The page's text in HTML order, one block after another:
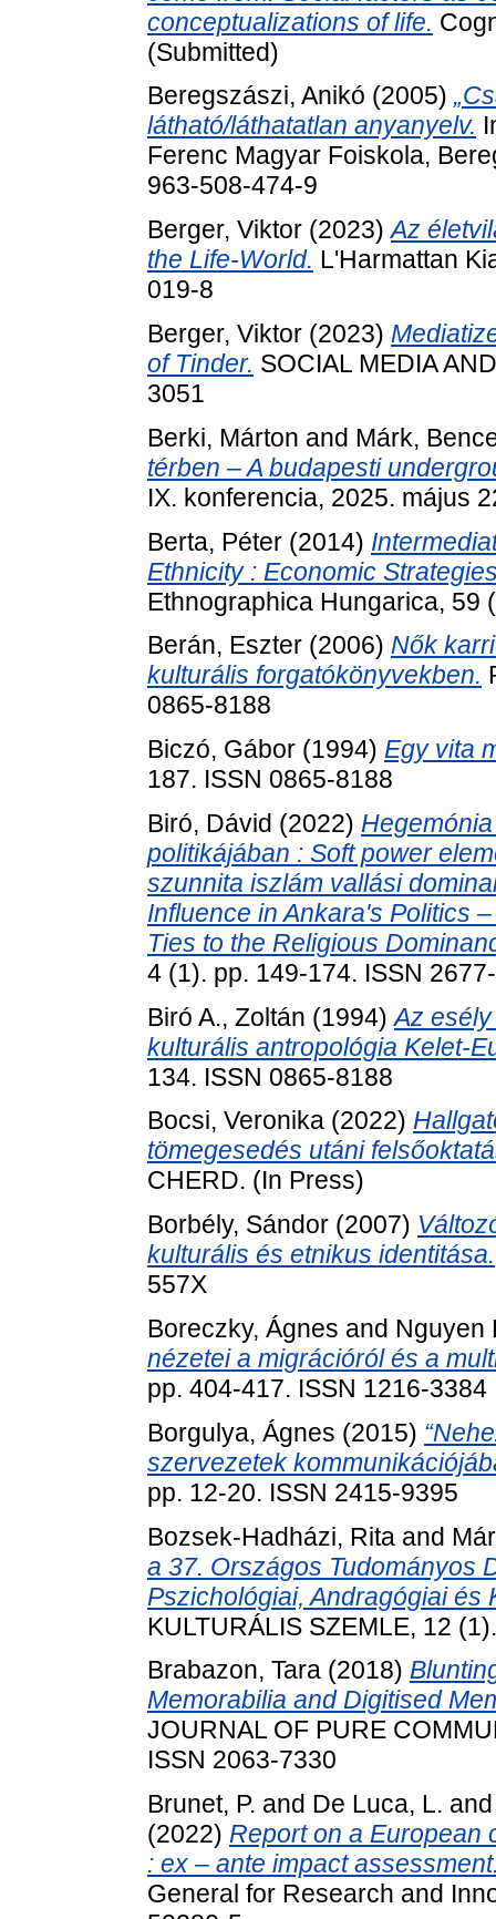
conceptualizations of life.
(Submitted)
Beregszászi, Anikó (2005)
látható/láthatatlan anyanyelv.
Ferenc Magyar Foiskola,
963-508-474-9
Berger, Viktor (2023)Az
the Life-World. L'Harmattan
019-8
Berger, Viktor (2023)
of Tinder. SOCIAL MEDIA
3051
Berki, Márton and Márk,
térben – A budapesti
IX. konferencia, 2025. május
Berta, Péter (2014)
Ethnicity : Economic
Ethnographica Hungarica, 59
Berán, Eszter (2006) Nők
kulturális forgatókönyvekben.
0865-8188
Biczó, Gábor (1994) Egy vita
187. ISSN 0865-8188
Biró, Dávid (2022)
politikájában : Soft power
szunnita iszlám vallási
Influence in Ankara's Politics
Ties to the Religious
4 (1). pp. 149-174. ISSN
Biró A., Zoltán (1994)Az
kulturális antropológia Kelet-
134. ISSN 0865-8188
Bocsi, Veronika (2022)
tömegesedés utáni
CHERD. (In Press)
Borbély, Sándor (2007)
kulturális és etnikus identitása.
557X
Boreczky, Ágnes and Nguyen
nézetei a migrációról és a
pp. 404-417. ISSN 1216-3384
Borgulya, Ágnes (2015)
szervezetek
pp. 12-20. ISSN 2415-9395
Bozsek-Hadházi, Rita and
a 37. Országos Tudományos
Pszichológiai, Andragógiai és
KULTURÁLIS SZEMLE, 12
Brabazon, Tara (2018)
Memorabilia and Digitised
JOURNAL OF PURE
ISSN 2063-7330
Brunet, P. and De Luca, L.
(2022) Report on a European
: ex – ante impact
General for Research and